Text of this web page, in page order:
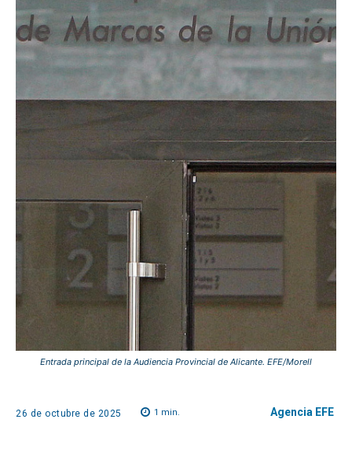
Entrada principal de la Audiencia Provincial de Alicante. EFE/Morell
26 de octubre de 2025 1 min. Agencia EFE